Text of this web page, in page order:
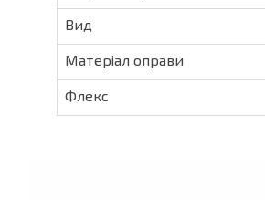
Вид
Матеріал оправи
Флекс